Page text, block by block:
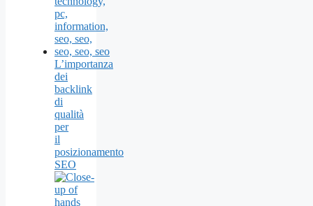
L’importanza
dei
backlink
di
qualità
per
il
posizionamento
SEO